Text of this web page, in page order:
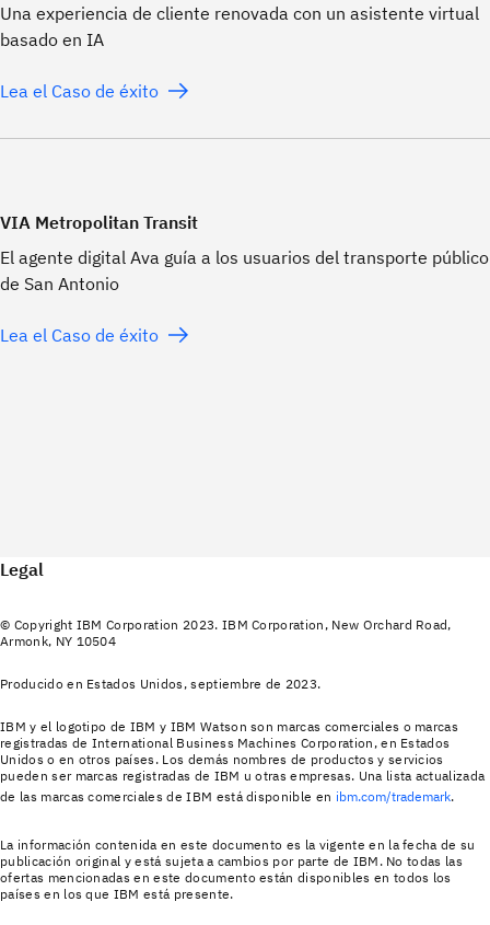
Una experiencia de cliente renovada con un asistente virtual
basado en IA
Lea el Caso de éxito
VIA Metropolitan Transit
El agente digital Ava guía a los usuarios del transporte público
de San Antonio
Lea el Caso de éxito
Legal
© Copyright IBM Corporation 2023. IBM Corporation, New Orchard Road,
Armonk, NY 10504
Producido en Estados Unidos, septiembre de 2023.
IBM y el logotipo de IBM y IBM Watson son marcas comerciales o marcas
registradas de International Business Machines Corporation, en Estados
Unidos o en otros países. Los demás nombres de productos y servicios
pueden ser marcas registradas de IBM u otras empresas. Una lista actualizada
de las marcas comerciales de IBM está disponible en ibm.com/trademark.
La información contenida en este documento es la vigente en la fecha de su
publicación original y está sujeta a cambios por parte de IBM. No todas las
ofertas mencionadas en este documento están disponibles en todos los
países en los que IBM está presente.